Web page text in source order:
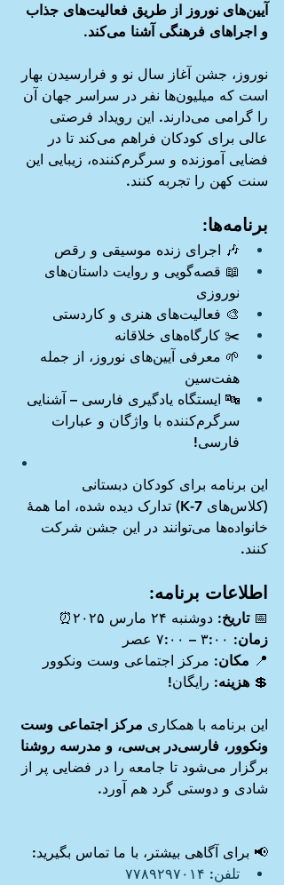
آیین‌های نوروز از طریق فعالیت‌های جذاب
و اجراهای فرهنگی آشنا می‌کند.
نوروز، جشن آغاز سال نو و فرارسیدن بهار
است که میلیون‌ها نفر در سراسر جهان آن
را گرامی می‌دارند. این رویداد فرصتی
عالی برای کودکان فراهم می‌کند تا در
فضایی آموزنده و سرگرم‌کننده، زیبایی این
سنت کهن را تجربه کنند.
‌برنامه‌ها:
🎶 اجرای زنده موسیقی و رقص
📖 قصه‌گویی و روایت داستان‌های
نوروزی
🎨 فعالیت‌های هنری و کاردستی
✂️ کارگاه‌های خلاقانه
🌱 معرفی آیین‌های نوروز، از جمله
هفت‌سین
🔤 ایستگاه یادگیری فارسی – آشنایی
سرگرم‌کننده با واژگان و عبارات
فارسی!
این برنامه برای کودکان دبستانی
(کلاس‌های K-7) تدارک دیده شده، اما همهٔ
خانواده‌ها می‌توانند در این جشن شرکت
کنند.
اطلاعات برنامه:
📅 تاریخ: دوشنبه ۲۴ مارس ۲۰۲۵⏰
زمان:
📍 مکان: مرکز اجتماعی وست ونکوور
💲 هزینه: رایگان!
این برنامه با همکاری مرکز اجتماعی وست
ونکوور، فارسی‌در بی‌سی، و مدرسه روشنا
برگزار می‌شود تا جامعه را در فضایی پر از
شادی و دوستی گرد هم آورد.
📢 برای آگاهی بیشتر، با ما تماس بگیرید:
تلفن: ۷۷۸۹۲۹۷۰۱۴